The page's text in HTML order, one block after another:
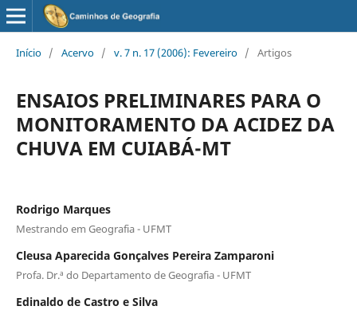
Início / Acervo / v. 7 n. 17 (2006): Fevereiro / Artigos
ENSAIOS PRELIMINARES PARA O
MONITORAMENTO DA ACIDEZ DA
CHUVA EM CUIABÁ-MT
Rodrigo Marques
Mestrando em Geografia - UFMT
Cleusa Aparecida Gonçalves Pereira Zamparoni
Profa. Dr.ª do Departamento de Geografia - UFMT
Edinaldo de Castro e Silva